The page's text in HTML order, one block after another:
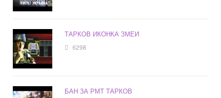
ТАРКОВ ИКОНКА ЗМЕИ
6298
БАН ЗА РМТ ТАРКОВ